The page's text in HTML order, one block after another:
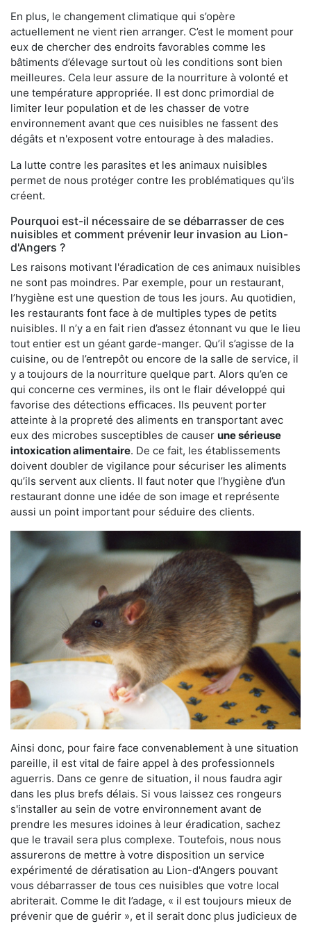
En plus, le changement climatique qui s’opère
actuellement ne vient rien arranger. C’est le moment pour
eux de chercher des endroits favorables comme les
bâtiments d’élevage surtout où les conditions sont bien
meilleures. Cela leur assure de la nourriture à volonté et
une température appropriée. Il est donc primordial de
limiter leur population et de les chasser de votre
environnement avant que ces nuisibles ne fassent des
dégâts et n'exposent votre entourage à des maladies.
La lutte contre les parasites et les animaux nuisibles
permet de nous protéger contre les problématiques qu'ils
créent.
Pourquoi est-il nécessaire de se débarrasser de ces
nuisibles et comment prévenir leur invasion au Lion-
d'Angers ?
Les raisons motivant l'éradication de ces animaux nuisibles
ne sont pas moindres. Par exemple, pour un restaurant,
l’hygiène est une question de tous les jours. Au quotidien,
les restaurants font face à de multiples types de petits
nuisibles. Il n’y a en fait rien d’assez étonnant vu que le lieu
tout entier est un géant garde-manger. Qu’il s’agisse de la
cuisine, ou de l’entrepôt ou encore de la salle de service, il
y a toujours de la nourriture quelque part. Alors qu’en ce
qui concerne ces vermines, ils ont le flair développé qui
favorise des détections efficaces. Ils peuvent porter
atteinte à la propreté des aliments en transportant avec
eux des microbes susceptibles de causer une sérieuse
intoxication alimentaire. De ce fait, les établissements
doivent doubler de vigilance pour sécuriser les aliments
qu’ils servent aux clients. Il faut noter que l’hygiène d’un
restaurant donne une idée de son image et représente
aussi un point important pour séduire des clients.
Ainsi donc, pour faire face convenablement à une situation
pareille, il est vital de faire appel à des professionnels
aguerris. Dans ce genre de situation, il nous faudra agir
dans les plus brefs délais. Si vous laissez ces rongeurs
s'installer au sein de votre environnement avant de
prendre les mesures idoines à leur éradication, sachez
que le travail sera plus complexe. Toutefois, nous nous
assurerons de mettre à votre disposition un service
expérimenté de dératisation au Lion-d'Angers pouvant
vous débarrasser de tous ces nuisibles que votre local
abriterait. Comme le dit l’adage, « il est toujours mieux de
prévenir que de guérir », et il serait donc plus judicieux de